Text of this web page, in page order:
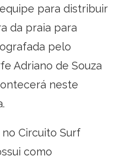
para distribuir
da praia para
pelo
Adriano de Souza
neste
Surf
como